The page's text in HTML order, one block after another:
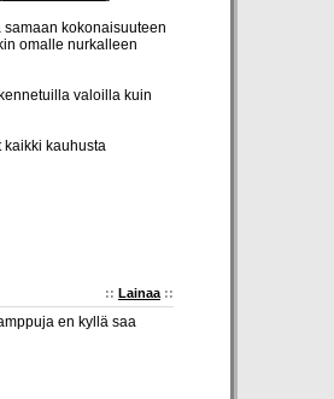
kokonaisuuteen
omalle nurkalleen
valoilla kuin
kaikki kauhusta
:: Lainaa ::
en kyllä saa